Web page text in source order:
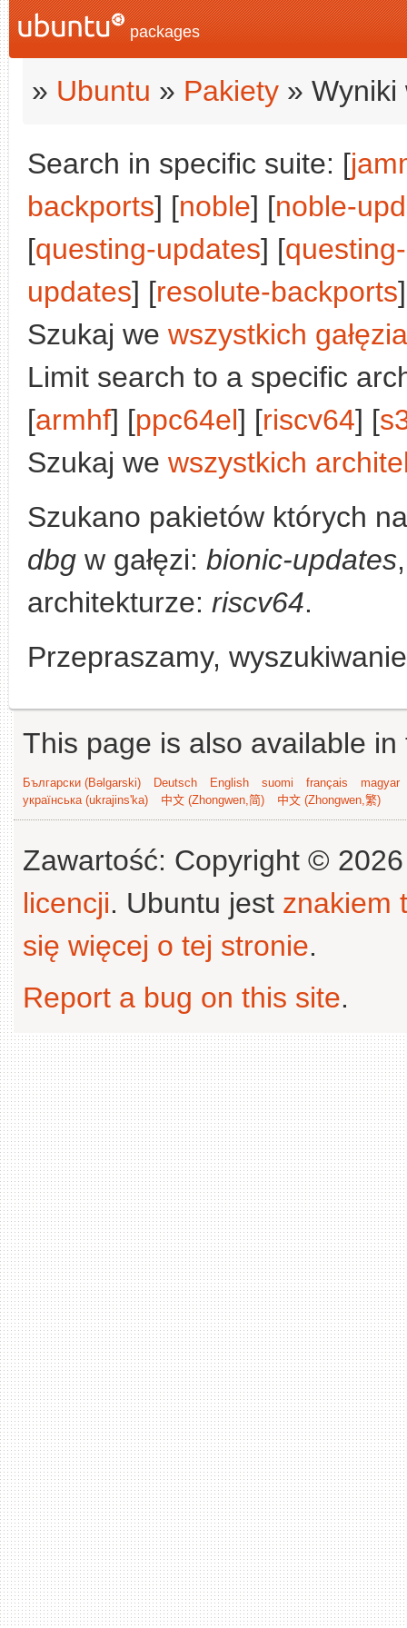
packages
» Ubuntu » Pakiety » Wyniki
Search in specific suite: [
backports] [noble] [noble-
[questing-updates] [
updates] [resolute-backports
Szukaj we wszystkich
Limit search to a specific
[armhf] [ppc64el] [riscv64] [
Szukaj we wszystkich
Szukano pakietów których
dbg w gałęzi: bionic-updates
architekturze: riscv64.
Przepraszamy,
This page is also available
Български (Bəlgarski) Deutsch English suomi français
magyar
українська (ukrajins'ka)
中文 (Zhongwen,简) 中文 (Zhongwen,繁)
Zawartość: Copyright ©
licencji. Ubuntu jest znakiem
się więcej o tej stronie.
Report a bug on this site.